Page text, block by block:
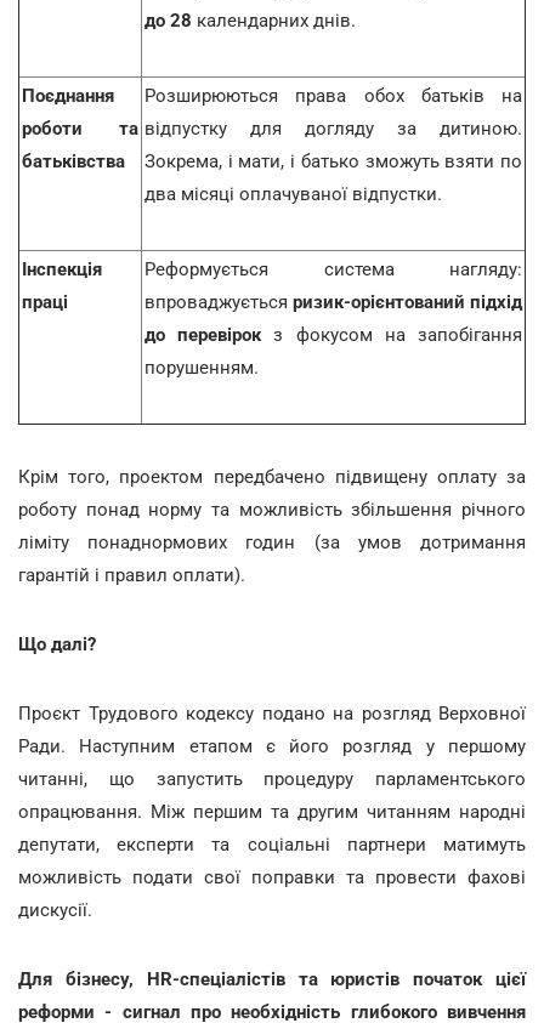
до 28 календарних днів.
Поєднання
роботи та
батьківства
Розширюються права обох батьків на
відпустку для догляду за дитиною.
Зокрема, і мати, і батько зможуть взяти по
два місяці оплачуваної відпустки.
Інспекція
праці
Реформується система нагляду:
впроваджується ризик-орієнтований підхід
до перевірокз фокусом на запобігання
порушенням.
Крім того, проектом передбачено підвищену оплату за
роботу понад норму та можливість збільшення річного
ліміту понаднормових годин (за умов дотримання
гарантій і правил оплати).
Що далі?
Проєкт Трудового кодексу подано на розгляд Верховної
Ради. Наступним етапом є його розгляд у першому
читанні, що запустить процедуру парламентського
опрацювання. Між першим та другим читанням народні
депутати, експерти та соціальні партнери матимуть
можливість подати свої поправки та провести фахові
дискусії.
Для бізнесу, HR-спеціалістів та юристів початок цієї
реформи - сигнал про необхідність глибокого вивчення